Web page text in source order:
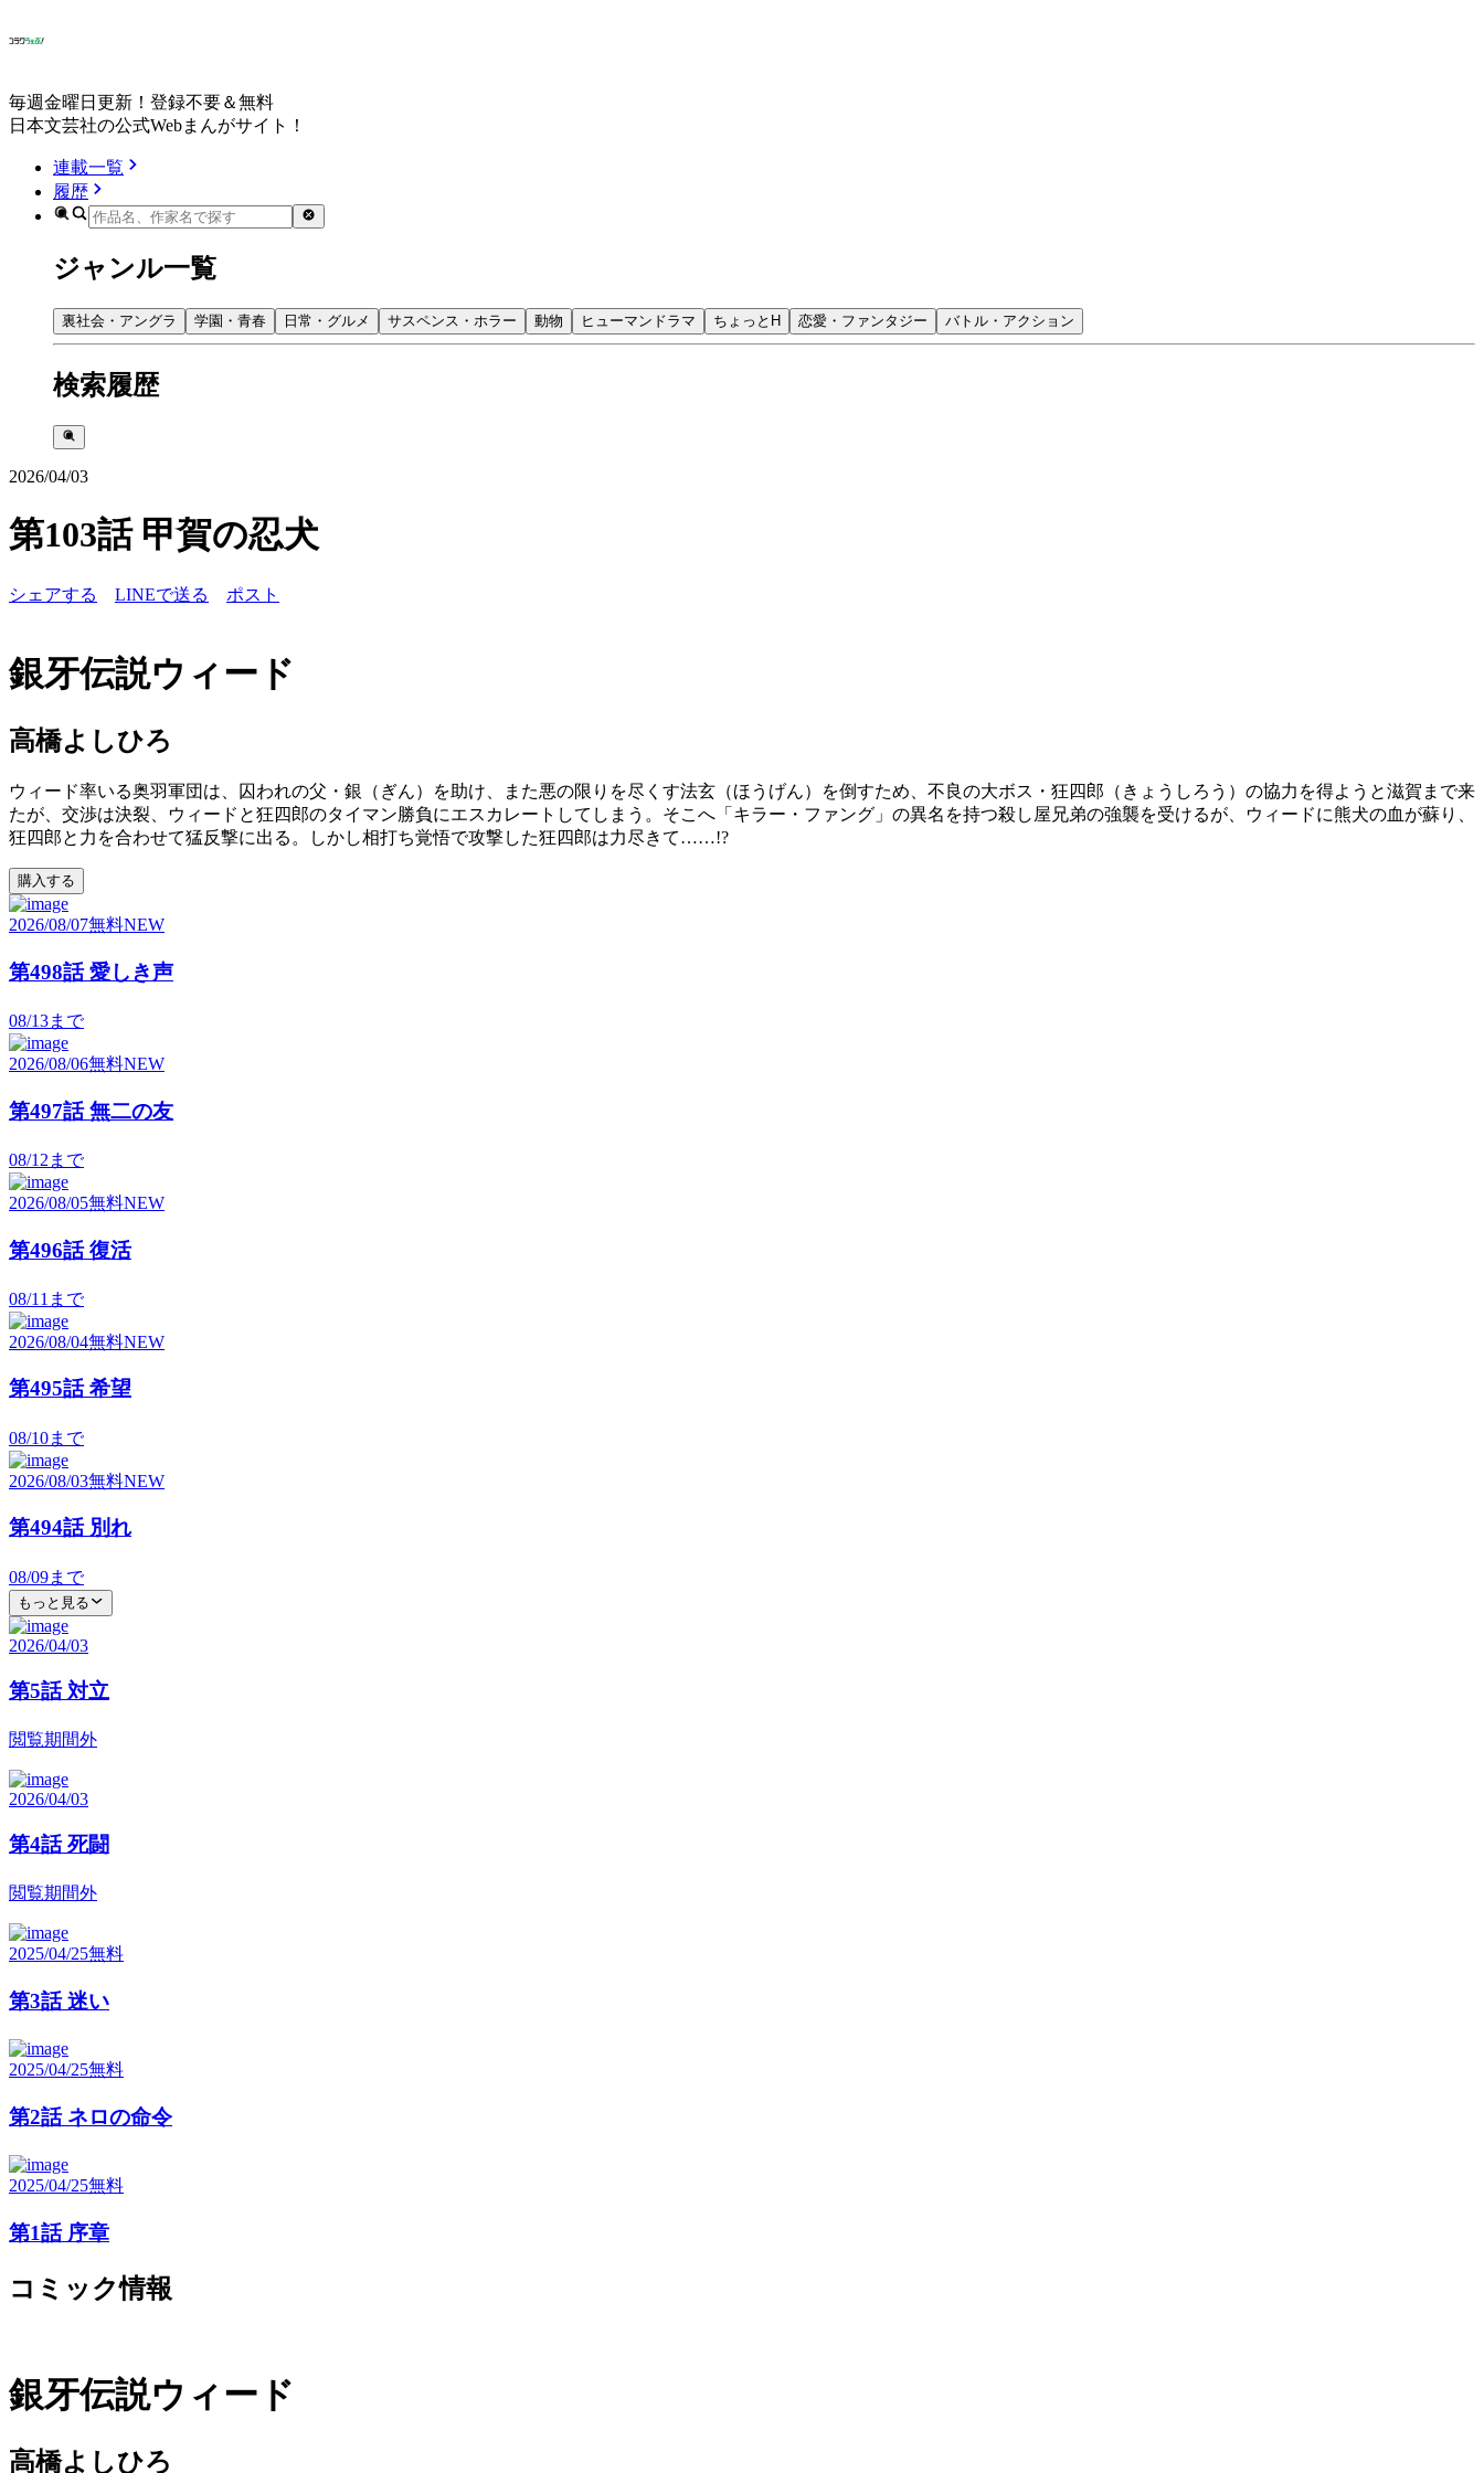
毎週金曜日更新！登録不要＆無料
日本文芸社の公式Webまんがサイト！
連載一覧
履歴
ジャンル一覧
裏社会・アングラ 学園・青春 日常・グルメ サスペンス・ホラー 動物 ヒューマンドラマ ちょっとH 恋愛・ファンタジー バトル・アクション
検索履歴
2026/04/03
第103話 甲賀の忍犬
シェアする LINEで送る ポスト
銀牙伝説ウィード
高橋よしひろ
ウィード率いる奥羽軍団は、囚われの父・銀（ぎん）を助け、また悪の限りを尽くす法玄（ほうげん）を倒すため、不良の大ボス・狂四郎（きょうしろう）の協力を得ようと滋賀まで来
たが、交渉は決裂、ウィードと狂四郎のタイマン勝負にエスカレートしてしまう。そこへ「キラー・ファング」の異名を持つ殺し屋兄弟の強襲を受けるが、ウィードに熊犬の血が蘇り、
狂四郎と力を合わせて猛反撃に出る。しかし相打ち覚悟で攻撃した狂四郎は力尽きて……!?
購入する
2026/08/07無料NEW
第498話 愛しき声
08/13まで
2026/08/06無料NEW
第497話 無二の友
08/12 まで
2026/08/05無料NEW
第496話 復活
08/11 まで
2026/08/04無料NEW
第495話 希望
08/10まで
2026/08/03無料NEW
第494話 別れ
08/09まで
もっと見る
2026/04/03
第5話 対立
閲覧期間外
2026/04/03
第4話 死闘
閲覧期間外
2025/04/25無料
第3話 迷い
2025/04/25無料
第2話 ネロの命令
2025/04/25無料
第1話 序章
コミック情報
銀牙伝説ウィード
高橋よしひろ